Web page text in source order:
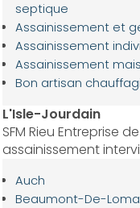
septique
Assainissement et
Assainissement
Assainissement
Bon artisan
L'Isle-Jourdain
SFM Rieu Entreprise
assainissement
Auch
Beaumont-De-